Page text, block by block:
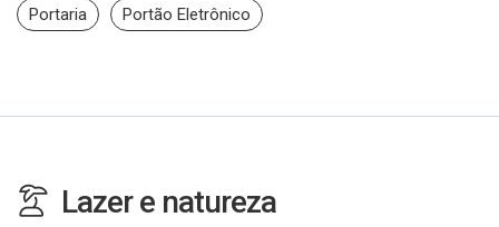
Portaria Portão Eletrônico
Lazer e natureza